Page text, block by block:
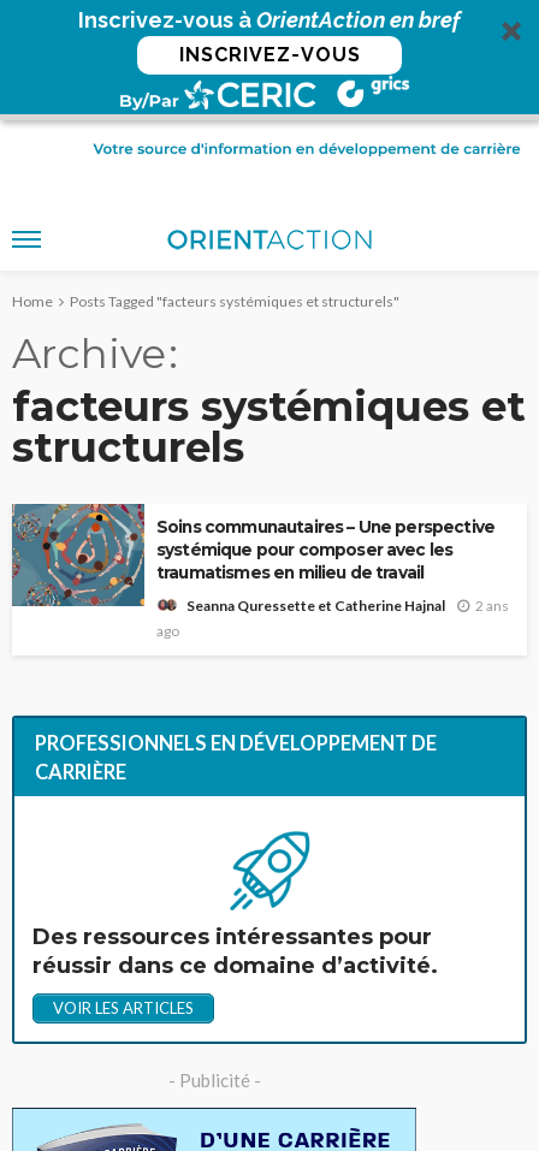
Inscrivez-vous àOrientAction en bref
INSCRIVEZ-VOUS
Home Posts Tagged "facteurs systémiques et structurels"
Archive
facteurs systémiques et
structurels
Soins communautaires – Une perspective
systémique pour composer avec les
traumatismes en milieu de travail
Seanna Quressette et Catherine Hajnal
2 ans
ago
PROFESSIONNELS EN DÉVELOPPEMENT DE
CARRIÈRE
Des ressources intéressantes pour
réussir dans ce domaine d’activité.
VOIR LES ARTICLES
- Publicité -